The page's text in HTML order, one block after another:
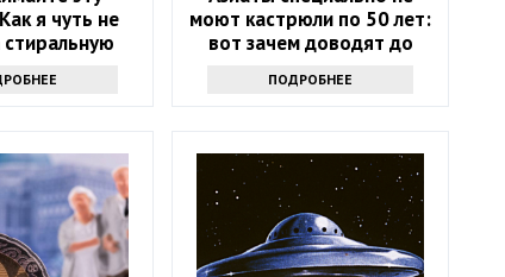
я чуть не
стиральную
моют кастрюли по 50 лет:
вот зачем доводят до
ПОДРОБНЕЕ